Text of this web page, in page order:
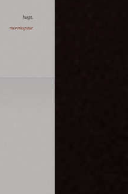
hugs,
morningstar